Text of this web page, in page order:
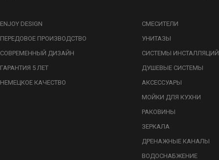
ENJOY DESIGN
ПЕРЕДОВОЕ ПРОИЗВОДСТВО
СОВРЕМЕННЫЙ ДИЗАЙН
ГАРАНТИЯ 5 ЛЕТ
НЕМЕЦКОЕ КАЧЕСТВО
СМЕСИТЕЛИ
УНИТАЗЫ
СИСТЕМЫ ИНСТАЛЛЯЦИЙ
ДУШЕВЫЕ СИСТЕМЫ
АКСЕССУАРЫ
МОЙКИ ДЛЯ КУХНИ
РАКОВИНЫ
ЗЕРКАЛА
ДРЕНАЖНЫЕ КАНАЛЫ
ВОДОСНАБЖЕНИЕ